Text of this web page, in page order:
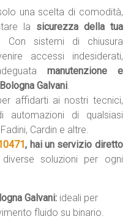
una scelta di comodità,
la sicurezza della tua
Con sistemi di chiusura
accessi indesiderati,
manutenzione e
Galvani.
affidarti ai nostri tecnici,
automazioni di qualsiasi
Cardin e altre.
, hai un servizio diretto
soluzioni per ogni
Galvani: ideali per
fluido su binario.